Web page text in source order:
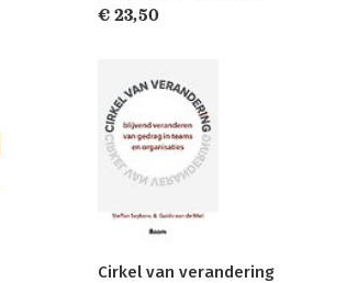
€ 23,50
Cirkel van verandering